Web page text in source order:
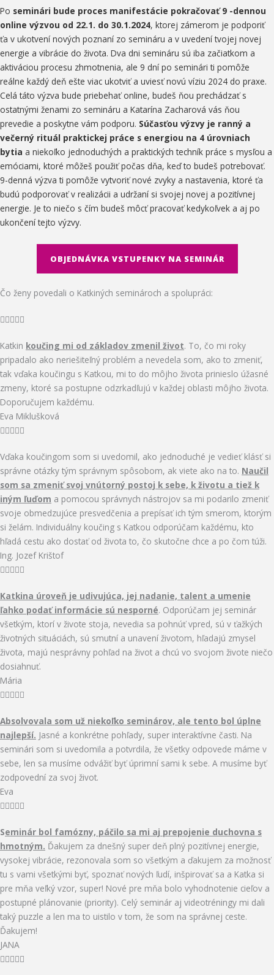
Po seminári bude proces manifestácie pokračovať 9 -dennou
online výzvou od 22.1. do 30.1.2024, ktorej zámerom je podporiť
ťa v ukotvení nových poznaní zo semináru a v uvedení tvojej novej
energie a vibrácie do života. Dva dni semináru sú iba začiatkom a
aktiváciou procesu zhmotnenia, ale 9 dní po seminári ti pomôže
reálne každý deň ešte viac ukotviť a uviesť novú víziu 2024 do praxe.
Celá táto výzva bude priebehať online, budeš ňou prechádzať s
ostatnými ženami zo semináru a Katarína Zacharová vás ňou
prevedie a poskytne vám podporu. Súčasťou výzvy je ranný a
večerný rituál praktickej práce s energiou na 4 úrovniach
bytia a niekoľko jednoduchých a praktických techník práce s mysľou a
emóciami, ktoré môžeš použiť počas dňa, keď to budeš potrebovať.
9-denná výzva ti pomôže vytvoriť nové zvyky a nastavenia, ktoré ťa
budú podporovať v realizácii a udržaní si svojej novej a pozitívnej
energie. Je to niečo s čím budeš môcť pracovať kedykoľvek a aj po
ukončení tejto výzvy.
OBJEDNÁVKA VSTUPENKY NA SEMINÁR
Čo ženy povedali o Katkiných seminároch a spolupráci:

t
e
d
5
o
u
5
Katkin koučing mi od základov zmenil život. To, čo mi roky
pripadalo ako neriešiteľný problém a nevedela som, ako to zmeniť,
tak vďaka koučingu s Katkou, mi to do môjho života prinieslo úžasné
zmeny, ktoré sa postupne odzrkadľujú v každej oblasti môjho života.
Doporučujem každému.
Eva Miklušková

e
d
5
o
u
t
o
Vďaka koučingom som si uvedomil, ako jednoduché je vedieť klásť si
správne otázky tým správnym spôsobom, ak viete ako na to. Naučil
som sa zmeniť svoj vnútorný postoj k sebe, k životu a tiež k
iným ľuďom a pomocou správnych nástrojov sa mi podarilo zmeniť
svoje obmedzujúce presvedčenia a prepísať ich tým smerom, ktorým
si želám. Individuálny koučing s Katkou odporúčam každému, kto
hľadá cestu ako dostať od života to, čo skutočne chce a po čom túži.
Ing. Jozef Krištof

t
e
d
5
o
u
5
Katkina úroveň je udivujúca, jej nadanie, talent a umenie
ľahko podať informácie sú nesporné. Odporúčam jej seminár
všetkým, ktorí v živote stoja, nevedia sa pohnúť vpred, sú v ťažkých
životných situáciách, sú smutní a unavení životom, hľadajú zmysel
života, majú nesprávny pohľad na život a chcú vo svojom živote niečo
dosiahnuť.
Mária

t
e
d
5
o
f
5
Absolvovala som už niekoľko seminárov, ale tento bol úplne
najlepší. Jasné a konkrétne pohľady, super interaktívne časti. Na
seminári som si uvedomila a potvrdila, že všetky odpovede máme v
sebe, len sa musíme odvážiť byť úprimní sami k sebe. A musíme byť
zodpovední za svoj život.
Eva

t
e
d
5
o
u
t
o
Seminár bol famózny, páčilo sa mi aj prepojenie duchovna s
hmotným. Ďakujem za dnešný super deň plný pozitívnej energie,
vysokej vibrácie, rezonovala som so všetkým a ďakujem za možnosť
tu s vami všetkými byť, spoznať nových ľudí, inšpirovať sa a Katka si
pre mňa veľký vzor, super! Nové pre mňa bolo vyhodnotenie cieľov a
postupné plánovanie (priority). Celý seminár aj videotréningy mi dali
taký puzzle a len ma to uistilo v tom, že som na správnej ceste.
Ďakujem!
JANA
